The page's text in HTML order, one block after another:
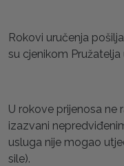
Rokovi uručenja
su cjenikom Pružatelja
U rokove prijenosa ne
izazvani
usluga nije mogao
sile).